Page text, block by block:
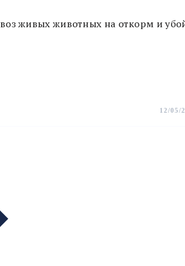
живых животных на откорм и
12/05/